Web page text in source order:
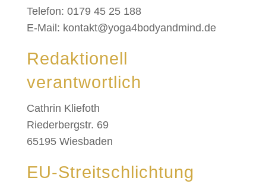
Telefon: 0179 45 25 188
E-Mail: kontakt@yoga4bodyandmind.de
Redaktionell
verantwortlich
Cathrin Kliefoth
Riederbergstr. 69
65195 Wiesbaden
EU-Streitschlichtung